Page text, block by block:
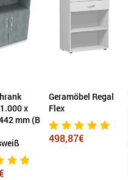
x
mm (B
Geramöbel Regal
Flex
498,87€